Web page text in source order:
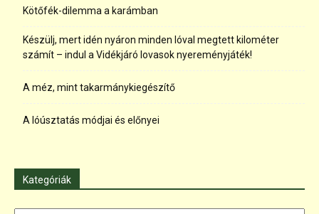
Kötőfék-dilemma a karámban
Készülj, mert idén nyáron minden lóval megtett kilométer
számít – indul a Vidékjáró lovasok nyereményjáték!
A méz, mint takarmánykiegészítő
A lóúsztatás módjai és előnyei
Kategóriák
Kategóriák